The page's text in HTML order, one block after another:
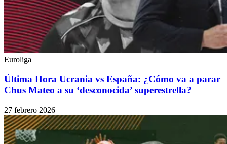
Euroliga
Última Hora Ucrania vs España: ¿Cómo va a parar
Chus Mateo a su ‘desconocida’ superestrella?
27 febrero 2026